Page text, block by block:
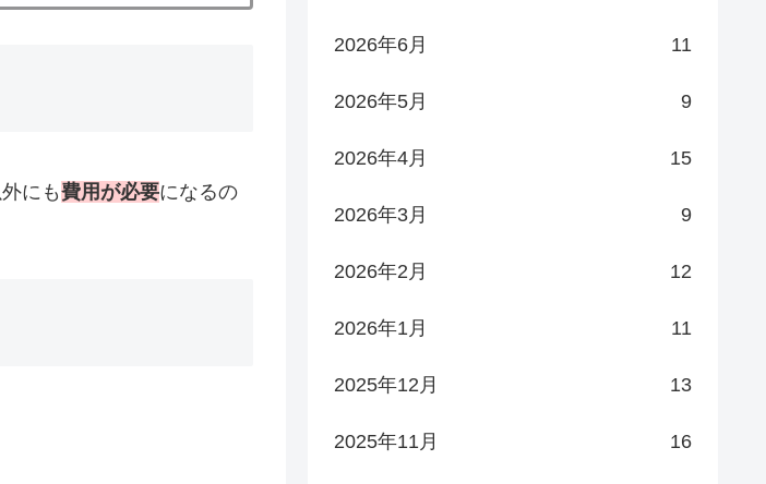
にも費用が必要になるの
2026年6月 11
2026年5月 9
2026年4月 15
2026年3月 9
2026年2月 12
2026年1月 11
2025年12月 13
2025年11月 16